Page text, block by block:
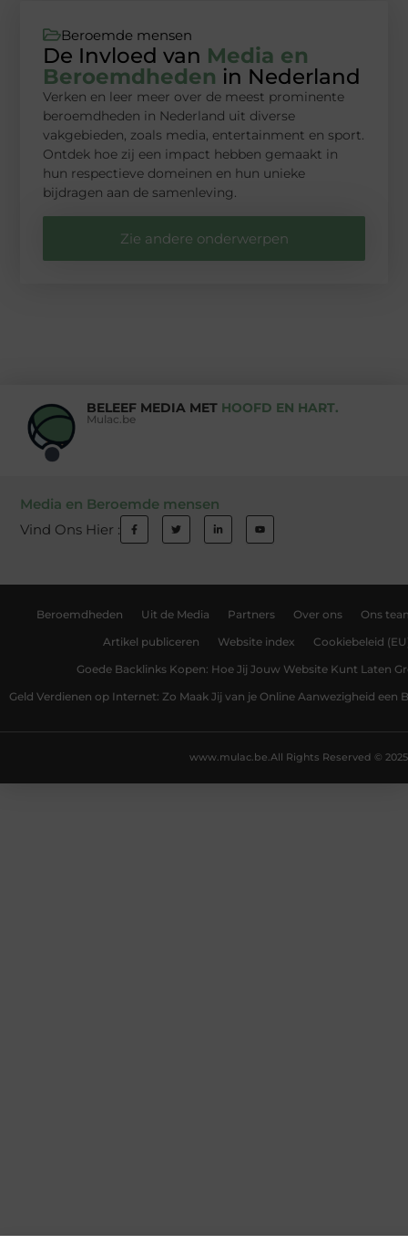
Beroemde mensen
De Invloed van Media en
Beroemdheden in Nederland
Verken en leer meer over de meest prominente
beroemdheden in Nederland uit diverse
vakgebieden, zoals media, entertainment en sport.
Ontdek hoe zij een impact hebben gemaakt in
hun respectieve domeinen en hun unieke
bijdragen aan de samenleving.
Zie andere onderwerpen
BELEEF MEDIA MET HOOFD EN HART.
Mulac.be
Media en Beroemde mensen
Vind Ons Hier :
Beroemdheden Uit de Media Partners Over ons Ons
Artikel publiceren Website index Cookiebeleid
Goede Backlinks Kopen: Hoe Jij Jouw Website Kunt Laten
Geld Verdienen op Internet: Zo Maak Jij van je Online Aanwezigheid een
All Rights Reserved © 2025
www.mulac.be.